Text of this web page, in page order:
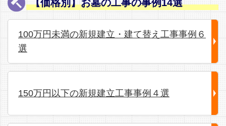
【価格別】お墓の工事の事例14選
100万円未満の新規建立・建て替え工事事例６
選
150万円以下の新規建立工事事例４選